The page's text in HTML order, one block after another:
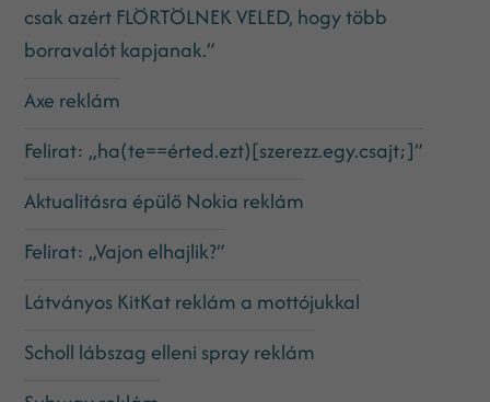
csak azért FLÖRTÖLNEK VELED, hogy több
borravalót kapjanak.”
Axe reklám
Felirat: „ha(te==érted.ezt)[szerezz.egy.csajt;]”
Aktualitásra épülő Nokia reklám
Felirat: „Vajon elhajlik?”
Látványos KitKat reklám a mottójukkal
Scholl lábszag elleni spray reklám